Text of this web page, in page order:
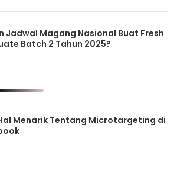
Jadwal Magang Nasional Buat Fresh
Batch 2 Tahun 2025?
Menarik Tentang Microtargeting di